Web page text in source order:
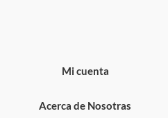
Mi cuenta
Acerca de Nosotras